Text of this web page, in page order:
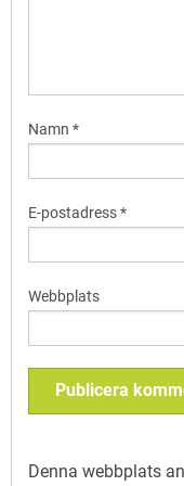
Namn *
E-postadress*
Webbplats
Denna webbplats